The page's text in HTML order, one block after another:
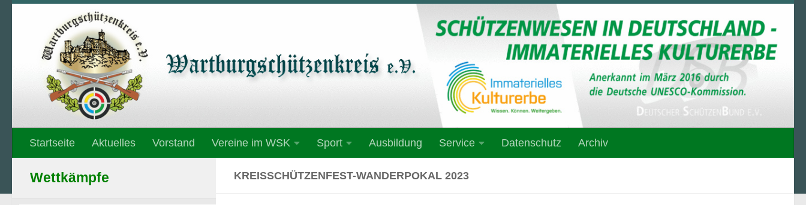
Unter dem Inhalt
Startseite Aktuelles Vorstand Vereine im WSK Sport Ausbildung Service Datenschutz Archiv
KREISSCHÜTZENFEST-WANDERPOKAL 2023
Wettkämpfe